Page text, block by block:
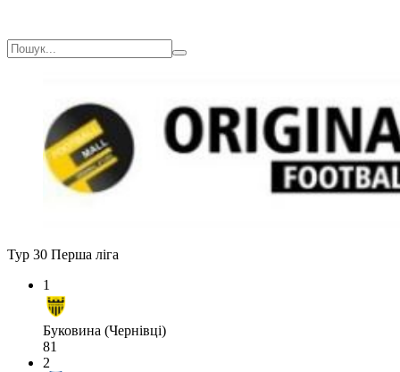
Тур 30 Перша ліга
1
Буковина (Чернівці)
81
2